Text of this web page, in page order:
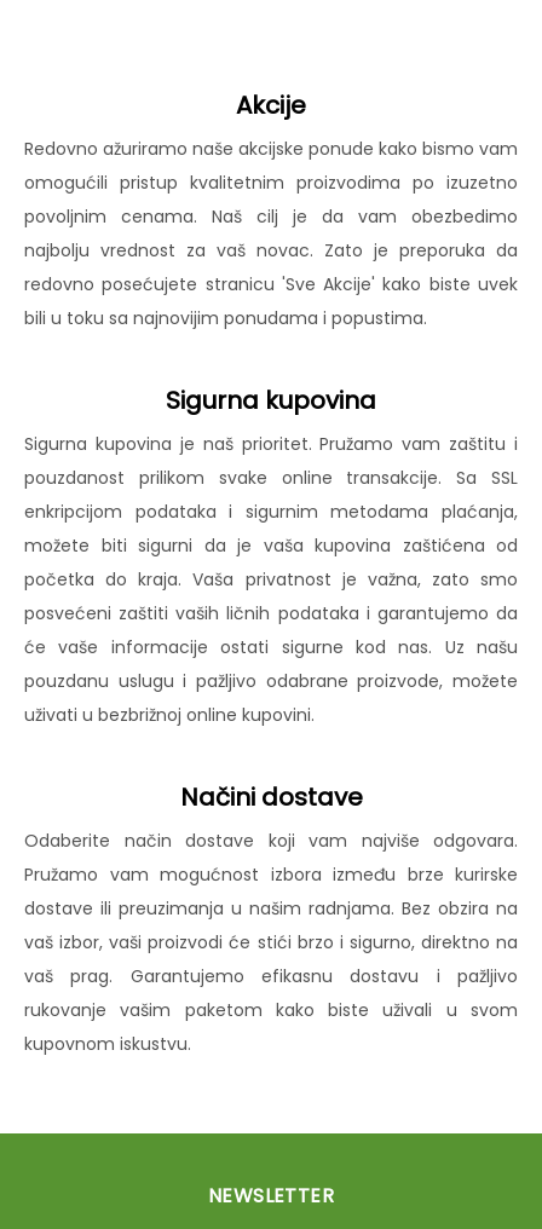
Akcije
Redovno ažuriramo naše akcijske ponude kako bismo vam
omogućili pristup kvalitetnim proizvodima po izuzetno
povoljnim cenama. Naš cilj je da vam obezbedimo
najbolju vrednost za vaš novac. Zato je preporuka da
redovno posećujete stranicu 'Sve Akcije' kako biste uvek
bili u toku sa najnovijim ponudama i popustima.
Sigurna kupovina
Sigurna kupovina je naš prioritet. Pružamo vam zaštitu i
pouzdanost prilikom svake online transakcije. Sa SSL
enkripcijom podataka i sigurnim metodama plaćanja,
možete biti sigurni da je vaša kupovina zaštićena od
početka do kraja. Vaša privatnost je važna, zato smo
posvećeni zaštiti vaših ličnih podataka i garantujemo da
će vaše informacije ostati sigurne kod nas. Uz našu
pouzdanu uslugu i pažljivo odabrane proizvode, možete
uživati u bezbrižnoj online kupovini.
Načini dostave
Odaberite način dostave koji vam najviše odgovara.
Pružamo vam mogućnost izbora između brze kurirske
dostave ili preuzimanja u našim radnjama. Bez obzira na
vaš izbor, vaši proizvodi će stići brzo i sigurno, direktno na
vaš prag. Garantujemo efikasnu dostavu i pažljivo
rukovanje vašim paketom kako biste uživali u svom
kupovnom iskustvu.
NEWSLETTER